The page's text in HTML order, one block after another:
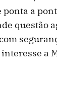
a
questão
a